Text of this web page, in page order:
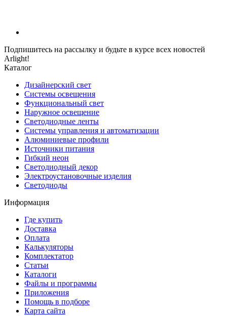
Подпишитесь на рассылку и будьте в курсе всех новостей
Arlight!
Каталог
Дизайнерский свет
Системы освещения
Функциональный свет
Наружное освещение
Светодиодные ленты
Системы управления и автоматизации
Алюминиевые профили
Источники питания
Гибкий неон
Светодиодный декор
Электроустановочные изделия
Светодиоды
Информация
Где купить
Доставка
Оплата
Калькуляторы
Комплектатор
Статьи
Каталоги
Файлы и программы
Приложения
Помощь в подборе
Карта сайта